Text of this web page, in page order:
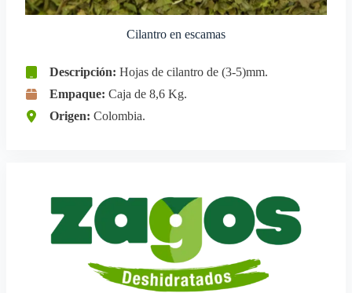
Cilantro en escamas
Descripción: Hojas de cilantro de (3-5)mm.
Empaque: Caja de 8,6 Kg.
Origen: Colombia.